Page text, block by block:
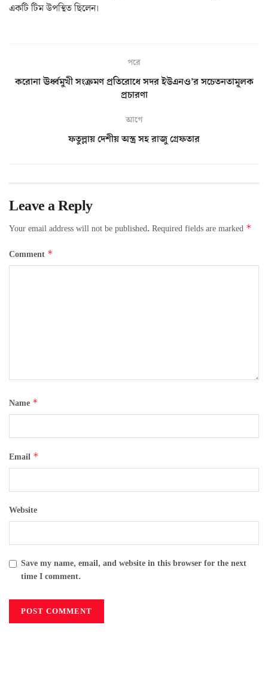
একটি টিম উপস্থিত ছিলেন।
পরে
করোনা ঊর্ধ্বমুখী সংক্রমণ প্রতিরোধে সদর ইউএনও’র সচেতনতামূলক
প্রচারণা
আগে
ফতুল্লায় দেশীয় অস্ত্র সহ রাজু গ্রেফতার
Leave a Reply
Your email address will not be published. Required fields are marked *
Comment *
Name *
Email *
Website
Save my name, email, and website in this browser for the next
time I comment.